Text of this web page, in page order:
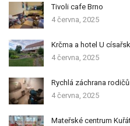
Tivoli cafe Brno
4 června, 2025
Krčma a hotel U
4 června, 2025
Rychlá záchrana
4 června, 2025
Mateřské centrum